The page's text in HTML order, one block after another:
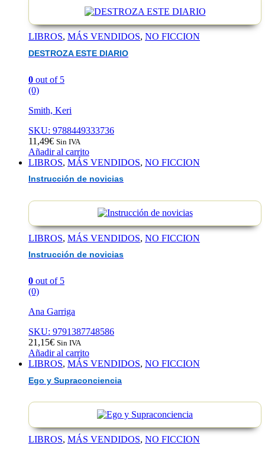
LIBROS, MÁS VENDIDOS, NO FICCION
DESTROZA ESTE DIARIO
0 out of 5
(0)
Smith, Keri
SKU: 9788449333736
11,49€ Sin IVA
Añadir al carrito
LIBROS, MÁS VENDIDOS, NO FICCION
Instrucción de novicias
LIBROS, MÁS VENDIDOS, NO FICCION
Instrucción de novicias
0 out of 5
(0)
Ana Garriga
SKU: 9791387748586
21,15€ Sin IVA
Añadir al carrito
LIBROS, MÁS VENDIDOS, NO FICCION
Ego y Supraconciencia
LIBROS, MÁS VENDIDOS, NO FICCION